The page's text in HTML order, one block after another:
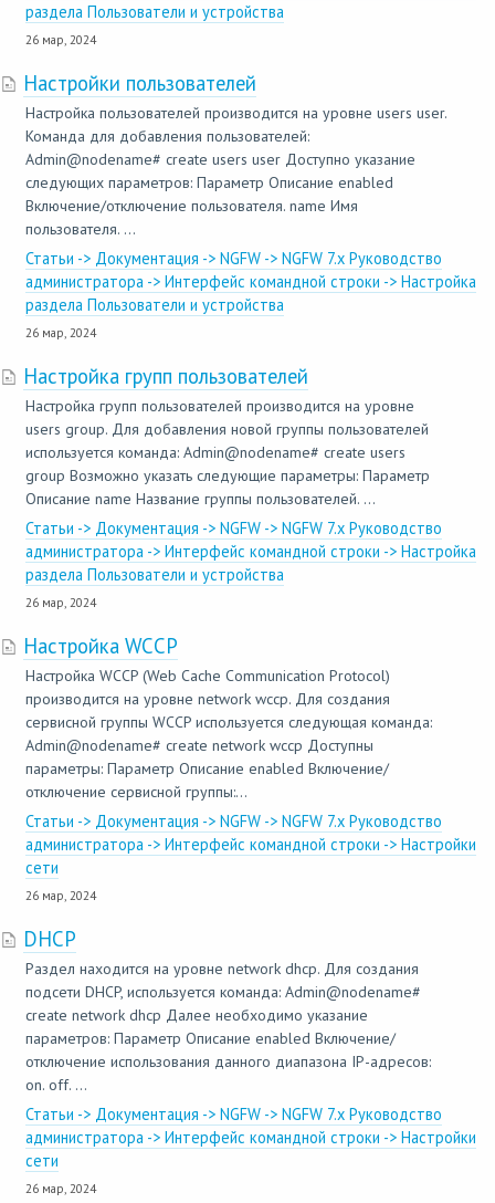
раздела Пользователи и устройства
26 мар, 2024
Настройки пользователей
Настройка пользователей производится на уровне users user.
Команда для добавления пользователей:
Admin@nodename# create users user Доступно указание
следующих параметров: Параметр Описание enabled
Включение/отключение пользователя. name Имя
пользователя. ...
Статьи -> Документация -> NGFW -> NGFW 7.x Руководство
администратора -> Интерфейс командной строки -> Настройка
раздела Пользователи и устройства
26 мар, 2024
Настройка групп пользователей
Настройка групп пользователей производится на уровне
users group. Для добавления новой группы пользователей
используется команда: Admin@nodename# create users
group Возможно указать следующие параметры: Параметр
Описание name Название группы пользователей. ...
Статьи -> Документация -> NGFW -> NGFW 7.x Руководство
администратора -> Интерфейс командной строки -> Настройка
раздела Пользователи и устройства
26 мар, 2024
Настройка WCCP
Настройка WCCP (Web Cache Communication Protocol)
производится на уровне network wccp. Для создания
сервисной группы WCCP используется следующая команда:
Admin@nodename# create network wccp Доступны
параметры: Параметр Описание enabled Включение/
отключение сервисной группы:...
Статьи -> Документация -> NGFW -> NGFW 7.x Руководство
администратора -> Интерфейс командной строки -> Настройки
сети
26 мар, 2024
DHCP
Раздел находится на уровне network dhcp. Для создания
подсети DHCP, используется команда: Admin@nodename#
create network dhcp Далее необходимо указание
параметров: Параметр Описание enabled Включение/
отключение использования данного диапазона IP-адресов:
on. off. ...
Статьи -> Документация -> NGFW -> NGFW 7.x Руководство
администратора -> Интерфейс командной строки -> Настройки
сети
26 мар, 2024